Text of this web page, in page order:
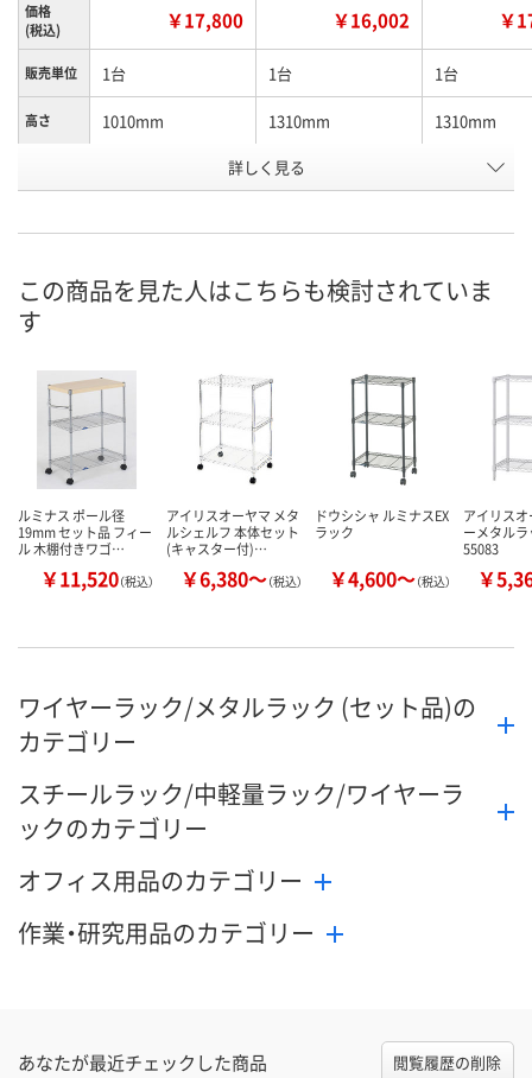
価格
(税込)
￥17,800 ￥16,002 ￥
販売単位 1台 1台 1台
高さ 1010mm 1310mm 1310mm
3梱包
号
お届け日
数量
カゴへ
数量
カゴへ
詳しく見る
この商品を見た人はこちらも検討されていま
す
ルミナス ポール径
19mm セット品 フィー
ル 木棚付きワゴ…
￥11,520（税込）
アイリスオーヤマ メタ
ルシェルフ 本体セット
(キャスター付)…
￥6,380～（税込）
ドウシシャ ルミナスEX
ラック
￥4,600～（税込）
アイリス
ーメタル
55083
￥
ワイヤーラック/メタルラック (セット品)の
カテゴリー
スチールラック/中軽量ラック/ワイヤーラ
ックのカテゴリー
オフィス用品のカテゴリー
作業・研究用品のカテゴリー
あなたが最近チェックした商品 閲覧履歴の削除